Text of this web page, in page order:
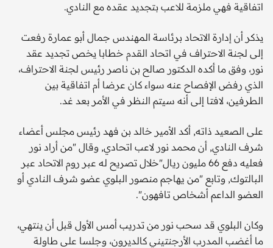
اتفاقية فهي ملزمة للاعب بتجديد عقده مع النادي.
يذكر أن إدارة الاتحاد برئاسة المهندس جمال أبو عمارة رفعت
إلى لجنة الاحتراف في اتحاد القدم خطابا يخص تجديد عقد
نور، وفق ما أكده الدكتور صالح بن ناصر رئيس لجنة الاحتراف،
الذي رفض الإفصاح عنه سواء كان عرضا أم اتفاقية بين
الطرفين، لافتا إلى أنه سيتم النظر في الأمر بعد غد.
على الصعيد ذاته, أكد الأمير خالد بن فهد رئيس مجلس أعضاء
شرف النادي, أن محمد نور لاعب اتحادي, وقال "من أراد نور
فعليه دفع 66 مليون ريال"خلال تصريح له عبر روم الاتحاد عبر
البالتوك, وتابع "من يهاجم منصور البلوي عضو شرف النادي أو
العضو الداعم أشخاص تافهون".
وكان البلوي قد سحب نور من تدريب أمس الأول قبل أن ينتهي،
ما أغضب المدرب الأرجنتيني كالديرون، وجلسا على طاولة